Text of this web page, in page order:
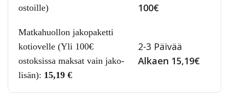
ostoille)
100€
Matkahuollon jakopaketti
kotiovelle (Yli 100€
ostoksissa maksat vain jako-
lisän): 15,19 €
2-3 Päivää
Alkaen 15,19€